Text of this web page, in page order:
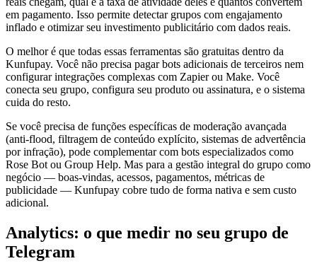
em pagamento. Isso permite detectar grupos com engajamento
inflado e otimizar seu investimento publicitário com dados reais.
O melhor é que todas essas ferramentas são gratuitas dentro da
Kunfupay. Você não precisa pagar bots adicionais de terceiros nem
configurar integrações complexas com Zapier ou Make. Você
conecta seu grupo, configura seu produto ou assinatura, e o sistema
cuida do resto.
Se você precisa de funções específicas de moderação avançada
(anti-flood, filtragem de conteúdo explícito, sistemas de advertência
por infração), pode complementar com bots especializados como
Rose Bot ou Group Help. Mas para a gestão integral do grupo como
negócio — boas-vindas, acessos, pagamentos, métricas de
publicidade — Kunfupay cobre tudo de forma nativa e sem custo
adicional.
Analytics: o que medir no seu grupo de
Telegram